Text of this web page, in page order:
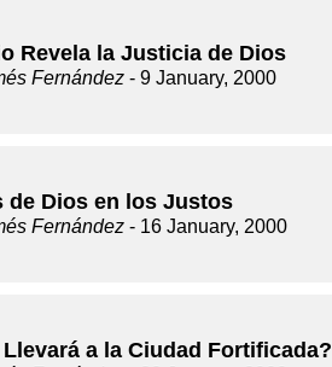
Revela la Justicia de Dios
Fernández - 9 January, 2000
de Dios en los Justos
Fernández - 16 January, 2000
a la Ciudad Fortificada?